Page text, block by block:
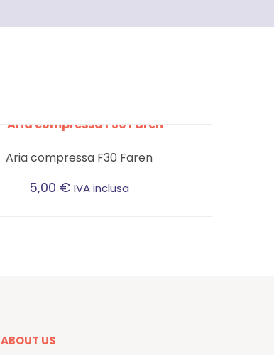
Aria compressa F30 Faren
5,00 € IVA inclusa
ABOUT US